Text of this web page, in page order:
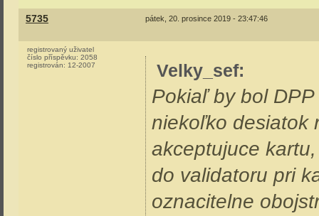
5735 pátek, 20. prosince 2019 - 23:47:46
registrovaný uživatel
číslo příspěvku: 2058
registrován: 12-2007 Velky_sef:
Pokiaľ by bol
niekoľko desiatok
akceptujuce
do validatoru pri
oznacitelne